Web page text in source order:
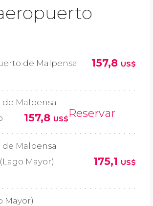
de Malpensa
157,8 US$
Malpensa
157,8 US$Reservar
Malpensa
Mayor)
175,1 US$
Mayor)